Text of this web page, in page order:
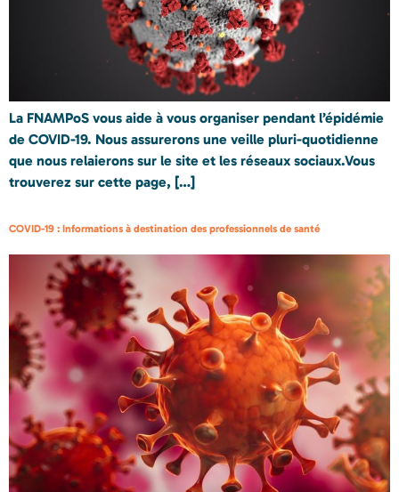
La FNAMPoS vous aide à vous organiser pendant l’épidémie
de COVID-19. Nous assurerons une veille pluri-quotidienne
que nous relaierons sur le site et les réseaux sociaux.Vous
trouverez sur cette page, […]
COVID-19 : Informations à destination des professionnels de santé